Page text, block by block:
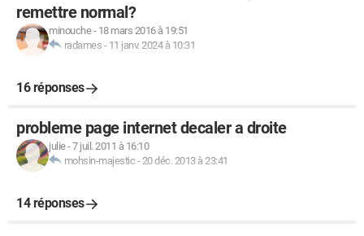
remettre normal?
minouche- 18 mars 2016 à 19:51
radames - 11 janv. 2024 à 10:31
16 réponses
probleme page internet decaler a droite
julie-7 juil. 2011 à 16:10
mohsin-majestic -20 déc. 2013 à 23:41
14 réponses